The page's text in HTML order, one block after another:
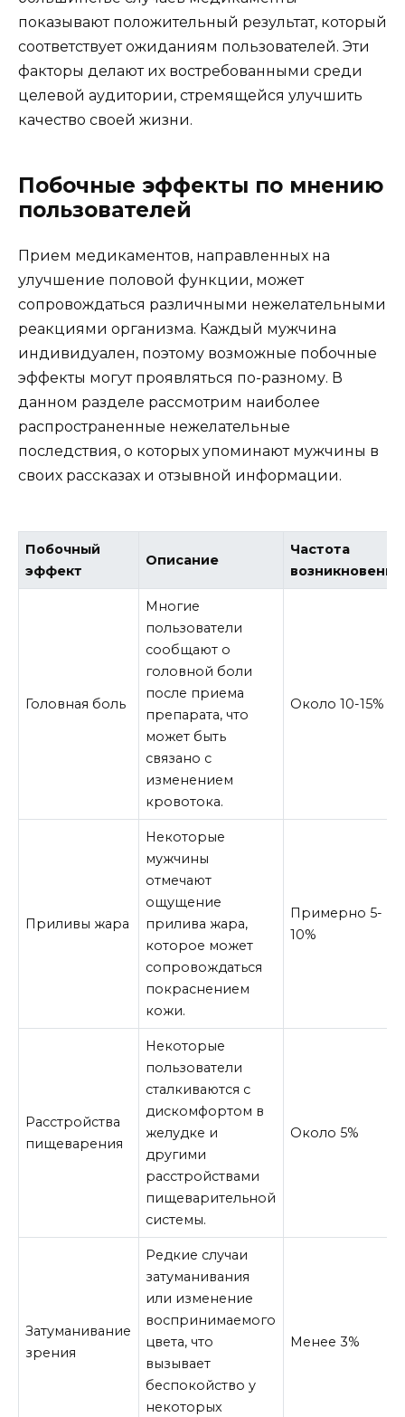
показывают положительный результат, который
соответствует ожиданиям пользователей. Эти
факторы делают их востребованными среди
целевой аудитории, стремящейся улучшить
качество своей жизни.
Побочные эффекты по мнению
пользователей
Прием медикаментов, направленных на
улучшение половой функции, может
сопровождаться различными нежелательными
реакциями организма. Каждый мужчина
индивидуален, поэтому возможные побочные
эффекты могут проявляться по-разному. В
данном разделе рассмотрим наиболее
распространенные нежелательные
последствия, о которых упоминают мужчины в
своих рассказах и отзывной информации.
Побочный
эффект
Описание
Частота
возникновения
Головная боль
Многие
пользователи
сообщают о
головной боли
после приема
препарата, что
может быть
связано с
изменением
кровотока.
Около 10-15%
Приливы жара
Некоторые
мужчины
отмечают
ощущение
прилива жара,
которое может
сопровождаться
покраснением
кожи.
Примерно 5-
10%
Расстройства
пищеварения
Некоторые
пользователи
сталкиваются с
дискомфортом в
желудке и
другими
расстройствами
пищеварительной
системы.
Около 5%
Затуманивание
зрения
Редкие случаи
затуманивания
или изменение
воспринимаемого
цвета, что
вызывает
беспокойство у
некоторых
Менее 3%